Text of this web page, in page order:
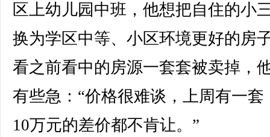
区上幼儿园中班，他想把自住的小
换为学区中等、小区环境更好的房
看之前看中的房源一套套被卖掉，
有些急：“价格很难谈，上周有一套
10万元的差价都不肯让。”